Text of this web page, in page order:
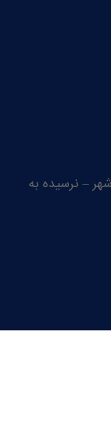
– کیلومتر 10 جاده آذرشهر – نرسیده به